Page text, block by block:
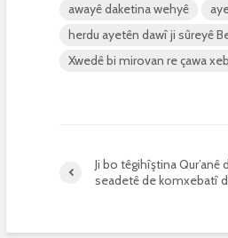
awayê daketina wehyê
herdu ayetên dawî ji sûreyê
Xwedê bi mirovan re çawa
Ji bo têgihîştina Qur’anê
seadetê de komxebatî